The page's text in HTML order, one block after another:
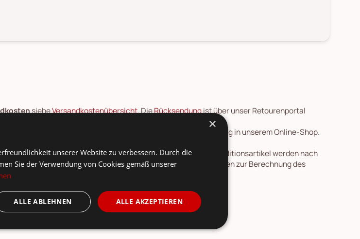
sieheVersandkostenübersicht. DieRücksendungist über unser Retourenportal
Gesamtpreis der letzten 30 Tage vor der Preisherabsetzung in unserem Online-Shop.
Paketlaufzeit. Gilt für Lieferungen nach Deutschland. Speditionsartikel werden nach
4-6 Tage. Lieferzeiten für andere Länder und Informationen zur Berechnung des
×
unserer Website zu verbessern. Durch die
Sie der Verwendung von Cookies gemäß unserer
ALLE AKZEPTIEREN
ALLE ABLEHNEN